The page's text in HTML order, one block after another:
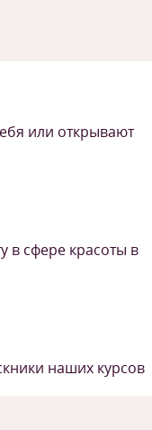
или открывают
в сфере красоты в
наших курсов